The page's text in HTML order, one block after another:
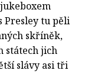
Presley tu pěli
skříněk,
státech jich
slávy asi tři